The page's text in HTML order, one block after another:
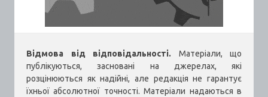
Відмова від відповідальності. Матеріали, що
публікуються, засновані на джерелах, які
розцінюються як надійні, але редакція не гарантує
їхньої абсолютної точності. Матеріали надаються в